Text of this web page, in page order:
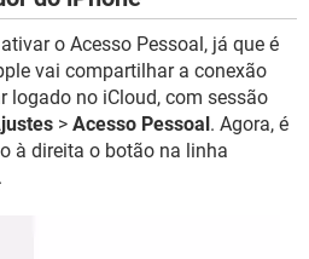
o Acesso Pessoal, já que é
vai compartilhar a conexão
logado no iCloud, com sessão
> Acesso Pessoal. Agora, é
à direita o botão na linha
.